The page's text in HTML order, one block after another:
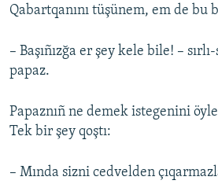
Qabartqanını tüşünem, em de bu
– Başıñızğa er şey kele bile! –
papaz.
Papaznıñ ne demek istegenini
Tek bir şey qoştı:
– Mında sizni cedvelden